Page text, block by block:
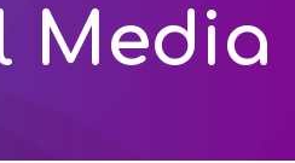
Media